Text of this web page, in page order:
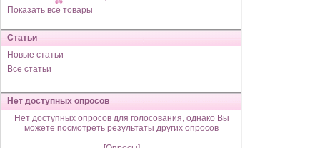
Показать все товары
Статьи
Новые статьи
Все статьи
Нет доступных опросов
Нет доступных опросов для голосования, однако Вы
можете посмотреть результаты других опросов